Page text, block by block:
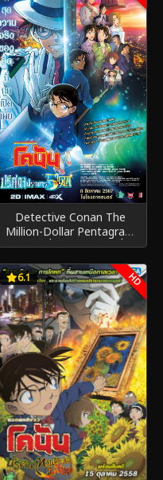
Detective Conan The
Million-Dollar Pentagram
ยอดนักสืบจิ๋วโคนัน เดอะมูฟวี่ 27
ปริศนาปราการ 5 แฉก (2024)
6.1 HD